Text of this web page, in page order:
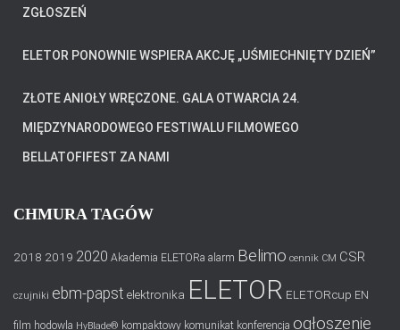
ZGŁOSZEŃ
ELETOR PONOWNIE WSPIERA AKCJĘ „UŚMIECHNIĘTY DZIEŃ”
ZŁOTE ANIOŁY WRĘCZONE. GALA OTWARCIA 24.
MIĘDZYNARODOWEGO FESTIWALU FILMOWEGO
BELLATOFIFEST ZA NAMI
CHMURA TAGÓW
2018 2019 2020 Akademia ELETORa alarm Belimo cennik CM CSR
czujniki ebm-papst elektronika ELETOR ELETORcup EN
film hodowla HyBlade® kompaktowy komunikat konferencja ogłoszenie